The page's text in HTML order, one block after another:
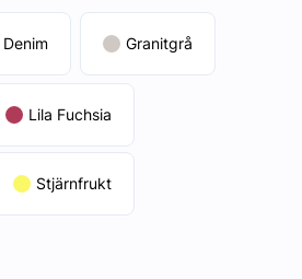
Denim Granitgrå
Lila Fuchsia
Stjärnfrukt